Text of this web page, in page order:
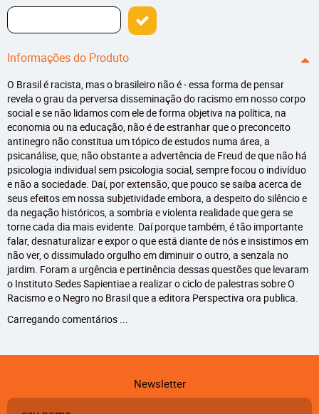
Informações do Produto
O Brasil é racista, mas o brasileiro não é - essa forma de pensar
revela o grau da perversa disseminação do racismo em nosso corpo
social e se não lidamos com ele de forma objetiva na política, na
economia ou na educação, não é de estranhar que o preconceito
antinegro não constitua um tópico de estudos numa área, a
psicanálise, que, não obstante a advertência de Freud de que não há
psicologia individual sem psicologia social, sempre focou o indivíduo
e não a sociedade. Daí, por extensão, que pouco se saiba acerca de
seus efeitos em nossa subjetividade embora, a despeito do silêncio e
da negação históricos, a sombria e violenta realidade que gera se
torne cada dia mais evidente. Daí porque também, é tão importante
falar, desnaturalizar e expor o que está diante de nós e insistimos em
não ver, o dissimulado orgulho em diminuir o outro, a senzala no
jardim. Foram a urgência e pertinência dessas questões que levaram
o Instituto Sedes Sapientiae a realizar o ciclo de palestras sobre O
Racismo e o Negro no Brasil que a editora Perspectiva ora publica.
Carregando comentários ...
Newsletter